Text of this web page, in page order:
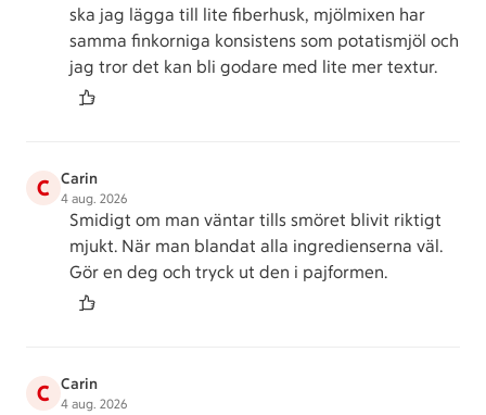
ska jag lägga till lite fiberhusk, mjölmixen har
samma finkorniga konsistens som potatismjöl och
jag tror det kan bli godare med lite mer textur.
C Carin
4 aug. 2026
Smidigt om man väntar tills smöret blivit riktigt
mjukt. När man blandat alla ingredienserna väl.
Gör en deg och tryck ut den i pajformen.
C Carin
4 aug. 2026